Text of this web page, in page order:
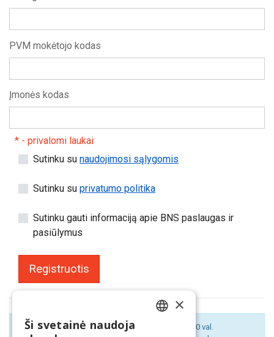
PVM mokėtojo kodas
Įmonės kodas
* - privalomi laukai
Sutinku su naudojimosi sąlygomis
Sutinku su privatumo politika
Sutinku gauti informaciją apie BNS paslaugas ir
pasiūlymus
Registruotis
Asmenys registruojami darbo dienomis 9.00-17.00 val.
×
Ši svetainė naudoja